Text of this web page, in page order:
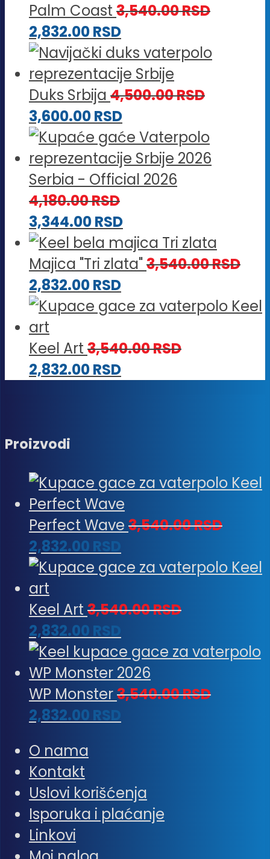
Palm Coast 3,540.00RSD
2,832.00RSD
Duks Srbija 4,500.00RSD
3,600.00RSD
Serbia - Official 2026
4,180.00RSD
3,344.00RSD
Majica "Tri zlata"3,540.00RSD
2,832.00RSD
Keel Art 3,540.00RSD
2,832.00RSD
Proizvodi
Perfect Wave 3,540.00RSD
2,832.00 RSD
Keel Art 3,540.00RSD
2,832.00 RSD
WP Monster3,540.00RSD
2,832.00 RSD
O nama
Kontakt
Uslovi korišćenja
Isporuka i plaćanje
Linkovi